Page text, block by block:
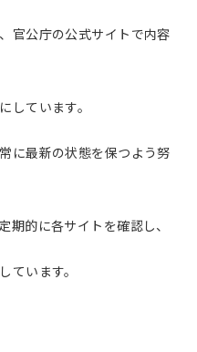
官公庁の公式サイトで内容
しています。
に最新の状態を保つよう努
期的に各サイトを確認し、
ています。